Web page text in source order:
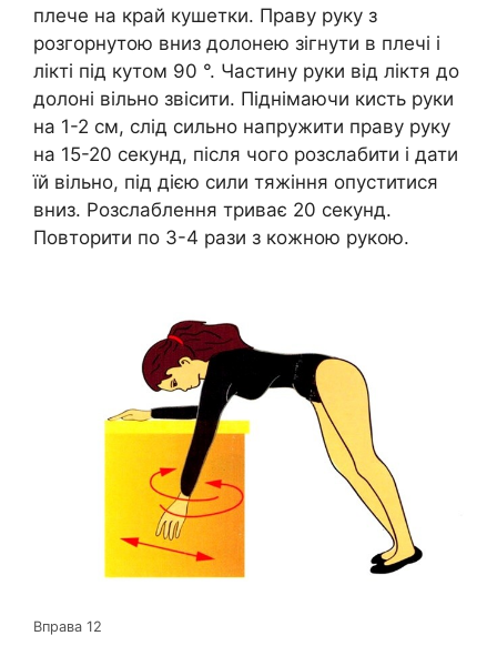
плече на край кушетки. Праву руку з
розгорнутою вниз долонею зігнути в плечі і
лікті під кутом 90 °. Частину руки від ліктя до
долоні вільно звісити. Піднімаючи кисть руки
на 1-2 см, слід сильно напружити праву руку
на 15-20 секунд, після чого розслабити і дати
їй вільно, під дією сили тяжіння опуститися
вниз. Розслаблення триває 20 секунд.
Повторити по 3-4 рази з кожною рукою.
Вправа 12